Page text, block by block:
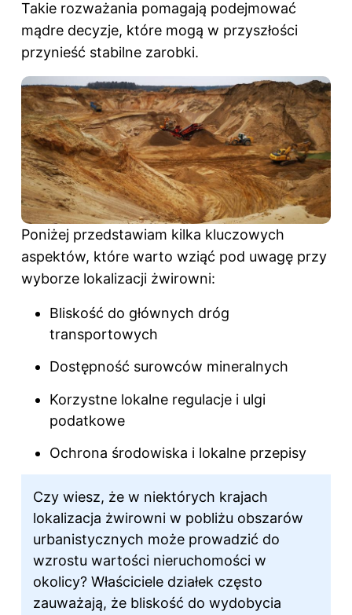
Takie rozważania pomagają podejmować
mądre decyzje, które mogą w przyszłości
przynieść stabilne zarobki.
Poniżej przedstawiam kilka kluczowych
aspektów, które warto wziąć pod uwagę przy
wyborze lokalizacji żwirowni:
Bliskość do głównych dróg
transportowych
Dostępność surowców mineralnych
Korzystne lokalne regulacje i ulgi
podatkowe
Ochrona środowiska i lokalne przepisy
Czy wiesz, że w niektórych krajach
lokalizacja żwirowni w pobliżu obszarów
urbanistycznych może prowadzić do
wzrostu wartości nieruchomości w
okolicy? Właściciele działek często
zauważają, że bliskość do wydobycia